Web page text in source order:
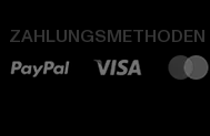
ZAHLUNGSMETHODEN